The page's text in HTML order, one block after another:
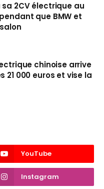
2CV électrique au
que BMW et
chinoise arrive
21 000 euros et vise la
YouTube
Instagram